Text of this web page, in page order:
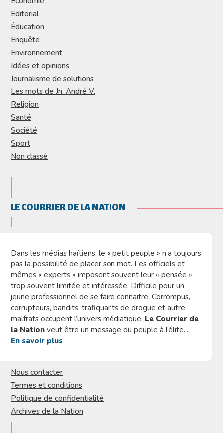
LE COURRIER DE LA NATION
Dans les médias haïtiens, le « petit peuple » n’a toujours
pas la possibilité de placer son mot. Les officiels et
mêmes « experts » imposent souvent leur « pensée »
trop souvent limitée et intéressée. Difficile pour un
jeune professionnel de se faire connaitre. Corrompus,
corrupteurs, bandits, trafiquants de drogue et autre
malfrats occupent l’univers médiatique. Le Courrier de
la Nationveut être un message du peuple à l’élite....
En savoir plus
Nous contacter
Termes et conditions
Politique de confidentialité
Archives de la Nation
Editorial
Éducation
Enquête
Environnement
Idées et opinions
Journalisme de solutions
Les mots de Jn. André V.
Religion
Santé
Société
Sport
Non classé